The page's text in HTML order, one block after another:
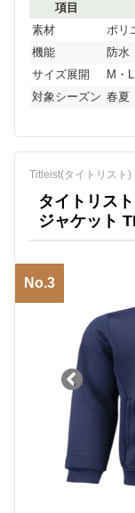
項目
素材
ポリ
機能
防水
サイズ展開
M・
対象シーズン 春夏
Titleist(タイトリスト)
タイトリス
ジャケット
No.3